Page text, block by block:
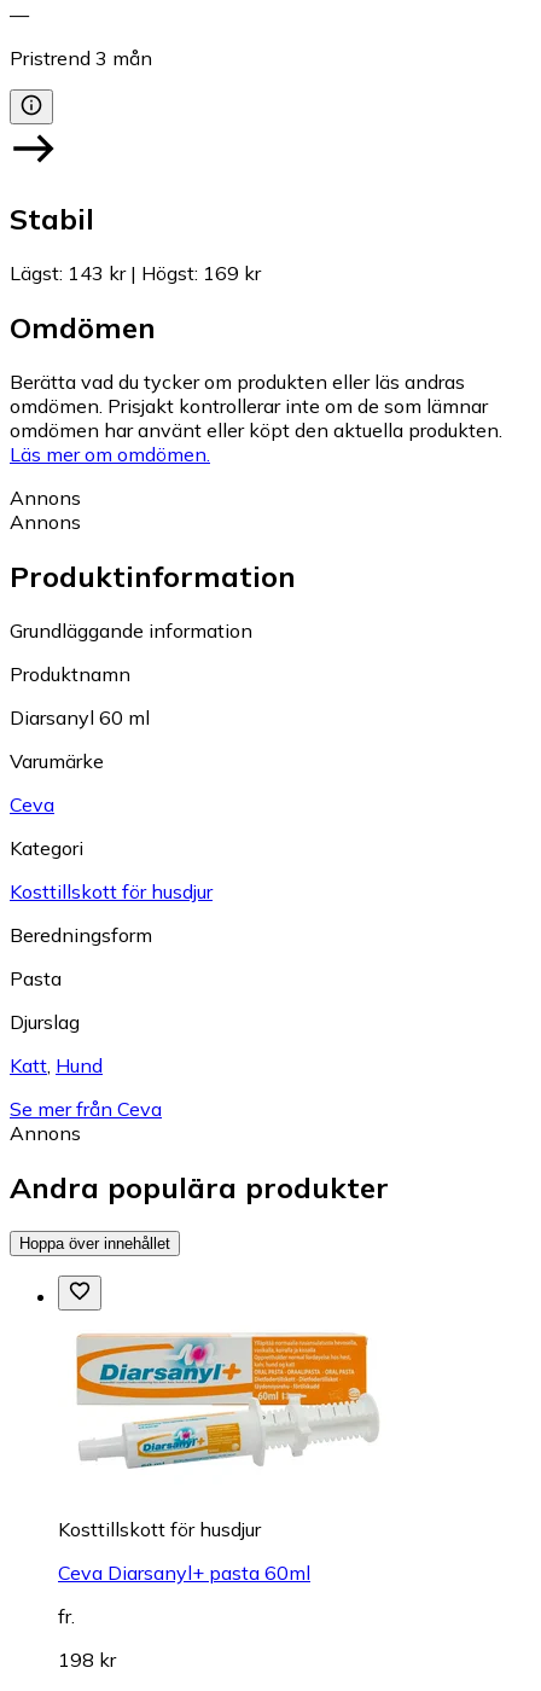
—
Pristrend 3 mån
Stabil
Lägst: 143 kr| Högst: 169 kr
Omdömen
Berätta vad du tycker om produkten eller läs andras
omdömen. Prisjakt kontrollerar inte om de som lämnar
omdömen har använt eller köpt den aktuella produkten.
Läs mer om omdömen.
Annons
Annons
Produktinformation
Grundläggande information
Produktnamn
Diarsanyl 60 ml
Varumärke
Ceva
Kategori
Kosttillskott för husdjur
Beredningsform
Pasta
Djurslag
Katt Hund
Se mer från Ceva
Annons
Andra populära produkter
Hoppa över innehållet
Kosttillskott för husdjur
Ceva Diarsanyl+ pasta 60ml
fr.
198 kr